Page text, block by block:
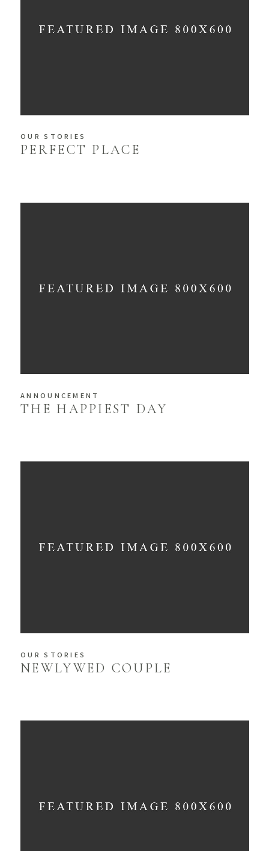
OUR STORIES
PERFECT PLACE
ANNOUNCEMENT
THE HAPPIEST DAY
OUR STORIES
NEWLYWED COUPLE